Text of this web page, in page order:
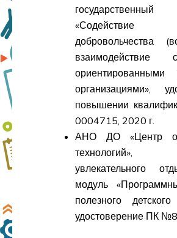
государственный
добровольчества
взаимодействие
ориентированными
организациями»,
повышении
0004715, 2020 г.
АНО ДО «Центр
увлекательного
модуль
полезного
удостоверение ПК